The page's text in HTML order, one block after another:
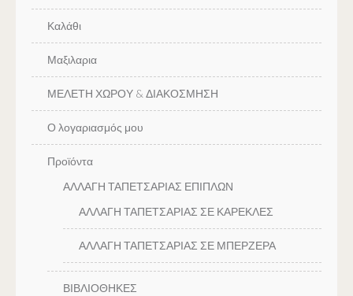
Καλάθι
Μαξιλαρια
ΜΕΛΕΤΗ ΧΩΡΟΥ & ΔΙΑΚΟΣΜΗΣΗ
Ο λογαριασμός μου
Προϊόντα
ΑΛΛΑΓΗ ΤΑΠΕΤΣΑΡΙΑΣ ΕΠΙΠΛΩΝ
ΑΛΛΑΓΗ ΤΑΠΕΤΣΑΡΙΑΣ ΣΕ ΚΑΡΕΚΛΕΣ
ΑΛΛΑΓΗ ΤΑΠΕΤΣΑΡΙΑΣ ΣΕ ΜΠΕΡΖΕΡΑ
ΒΙΒΛΙΟΘΗΚΕΣ